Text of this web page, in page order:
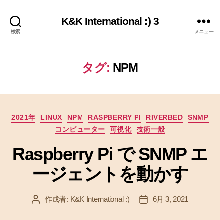
検索
K&K International :) 3
メニュー
タグ: NPM
カ
テ
リ
ー
2021年 LINUX NPM RASPBERRY PI RIVERBED
SNMP
コンピューター
可視化 技術一般
Raspberry Pi で SNMP エ
ージェントを動かす
投 作成者: K&K International :)
投 6月 3, 2021